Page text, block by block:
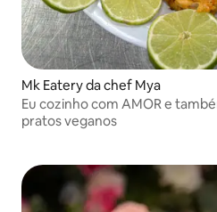
Mk Eatery da chef Mya
Eu cozinho com AMOR e
pratos veganos